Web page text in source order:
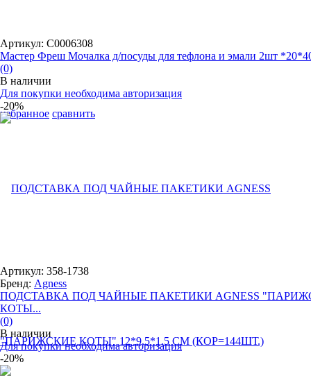
избранное сравнить
Артикул: С0006308
Мастер Фреш Мочалка д/посуды для тефлона и эмали 2шт
(0)
В наличии
Для покупки необходима авторизация
-20%
Артикул: 358-1738
Бренд: Agness
ПОДСТАВКА ПОД ЧАЙНЫЕ ПАКЕТИКИ AGNESS
КОТЫ...
(0)
В наличии
Для покупки необходима авторизация
-20%